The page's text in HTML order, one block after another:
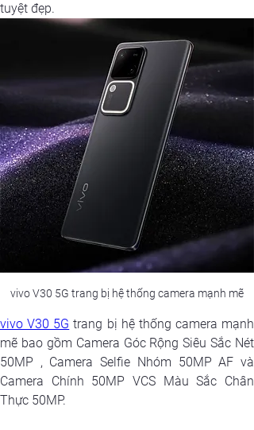
tuyệt đẹp.
vivo V30 5G trang bị hệ thống camera mạnh mẽ
vivo V30 5G trang bị hệ thống camera mạnh
mẽ bao gồm Camera Góc Rộng Siêu Sắc Nét
50MP , Camera Selfie Nhóm 50MP AF và
Camera Chính 50MP VCS Màu Sắc Chân
Thực 50MP.